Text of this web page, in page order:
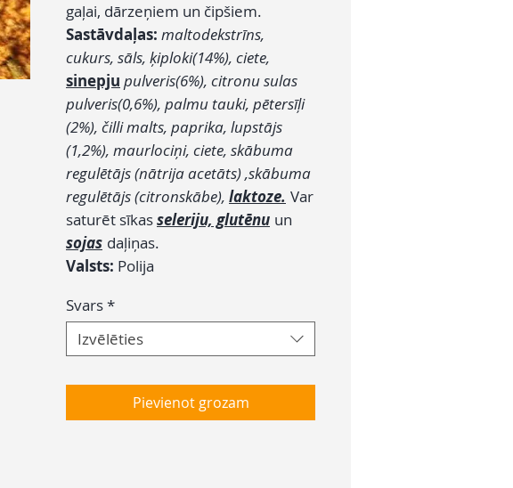
gaļai, dārzeņiem un čipšiem.
Sastāvdaļas: maltodekstrīns,
cukurs, sāls, ķiploki(14%), ciete,
sinepju pulveris(6%), citronu sulas
pulveris(0,6%), palmu tauki, pētersīļi
(2%), čilli malts, paprika, lupstājs
(1,2%), maurlociņi, ciete, skābuma
regulētājs (nātrija acetāts) ,skābuma
regulētājs (citronskābe), laktoze. Var
saturēt sīkasseleriju, glutēnu un
sojas daļiņas.
Valsts: Polija
Svars*
Izvēlēties
Pievienot grozam